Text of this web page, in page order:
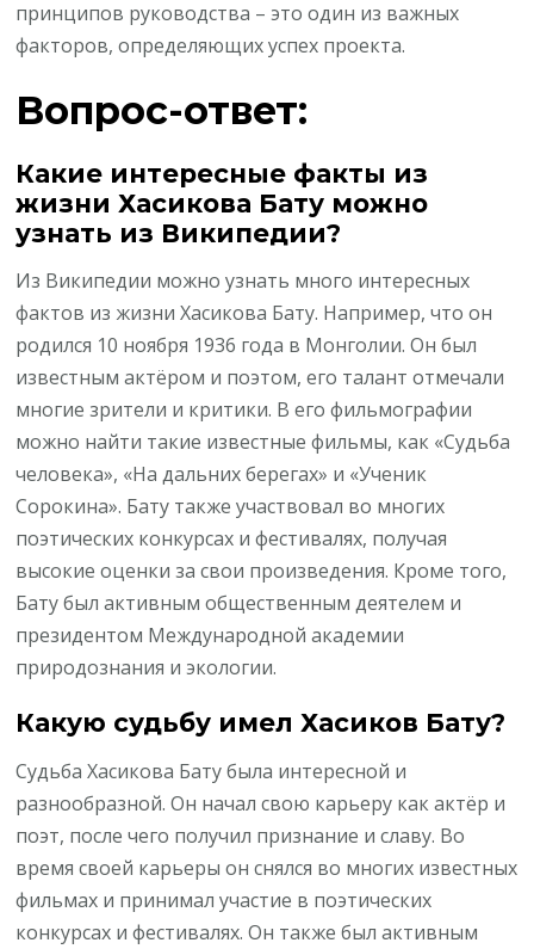
принципов руководства – это один из важных
факторов, определяющих успех проекта.
Вопрос-ответ:
Какие интересные факты из
жизни Хасикова Бату можно
узнать из Википедии?
Из Википедии можно узнать много интересных
фактов из жизни Хасикова Бату. Например, что он
родился 10 ноября 1936 года в Монголии. Он был
известным актёром и поэтом, его талант отмечали
многие зрители и критики. В его фильмографии
можно найти такие известные фильмы, как «Судьба
человека», «На дальних берегах» и «Ученик
Сорокина». Бату также участвовал во многих
поэтических конкурсах и фестивалях, получая
высокие оценки за свои произведения. Кроме того,
Бату был активным общественным деятелем и
президентом Международной академии
природознания и экологии.
Какую судьбу имел Хасиков Бату?
Судьба Хасикова Бату была интересной и
разнообразной. Он начал свою карьеру как актёр и
поэт, после чего получил признание и славу. Во
время своей карьеры он снялся во многих известных
фильмах и принимал участие в поэтических
конкурсах и фестивалях. Он также был активным